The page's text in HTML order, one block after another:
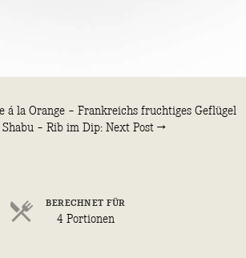
á la Orange – Frankreichs fruchtiges Geflügel
Shabu – Rib im Dip: Next Post →
BERECHNET FÜR
4 Portionen